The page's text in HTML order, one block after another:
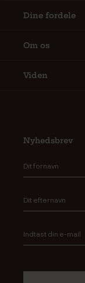
Dine fordele
Om os
Viden
Nyhedsbrev